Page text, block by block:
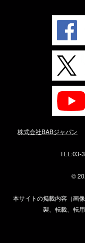
株式会社BABジャパン
TEL:03-
©
本サイトの掲載内容（画
製、転載、転